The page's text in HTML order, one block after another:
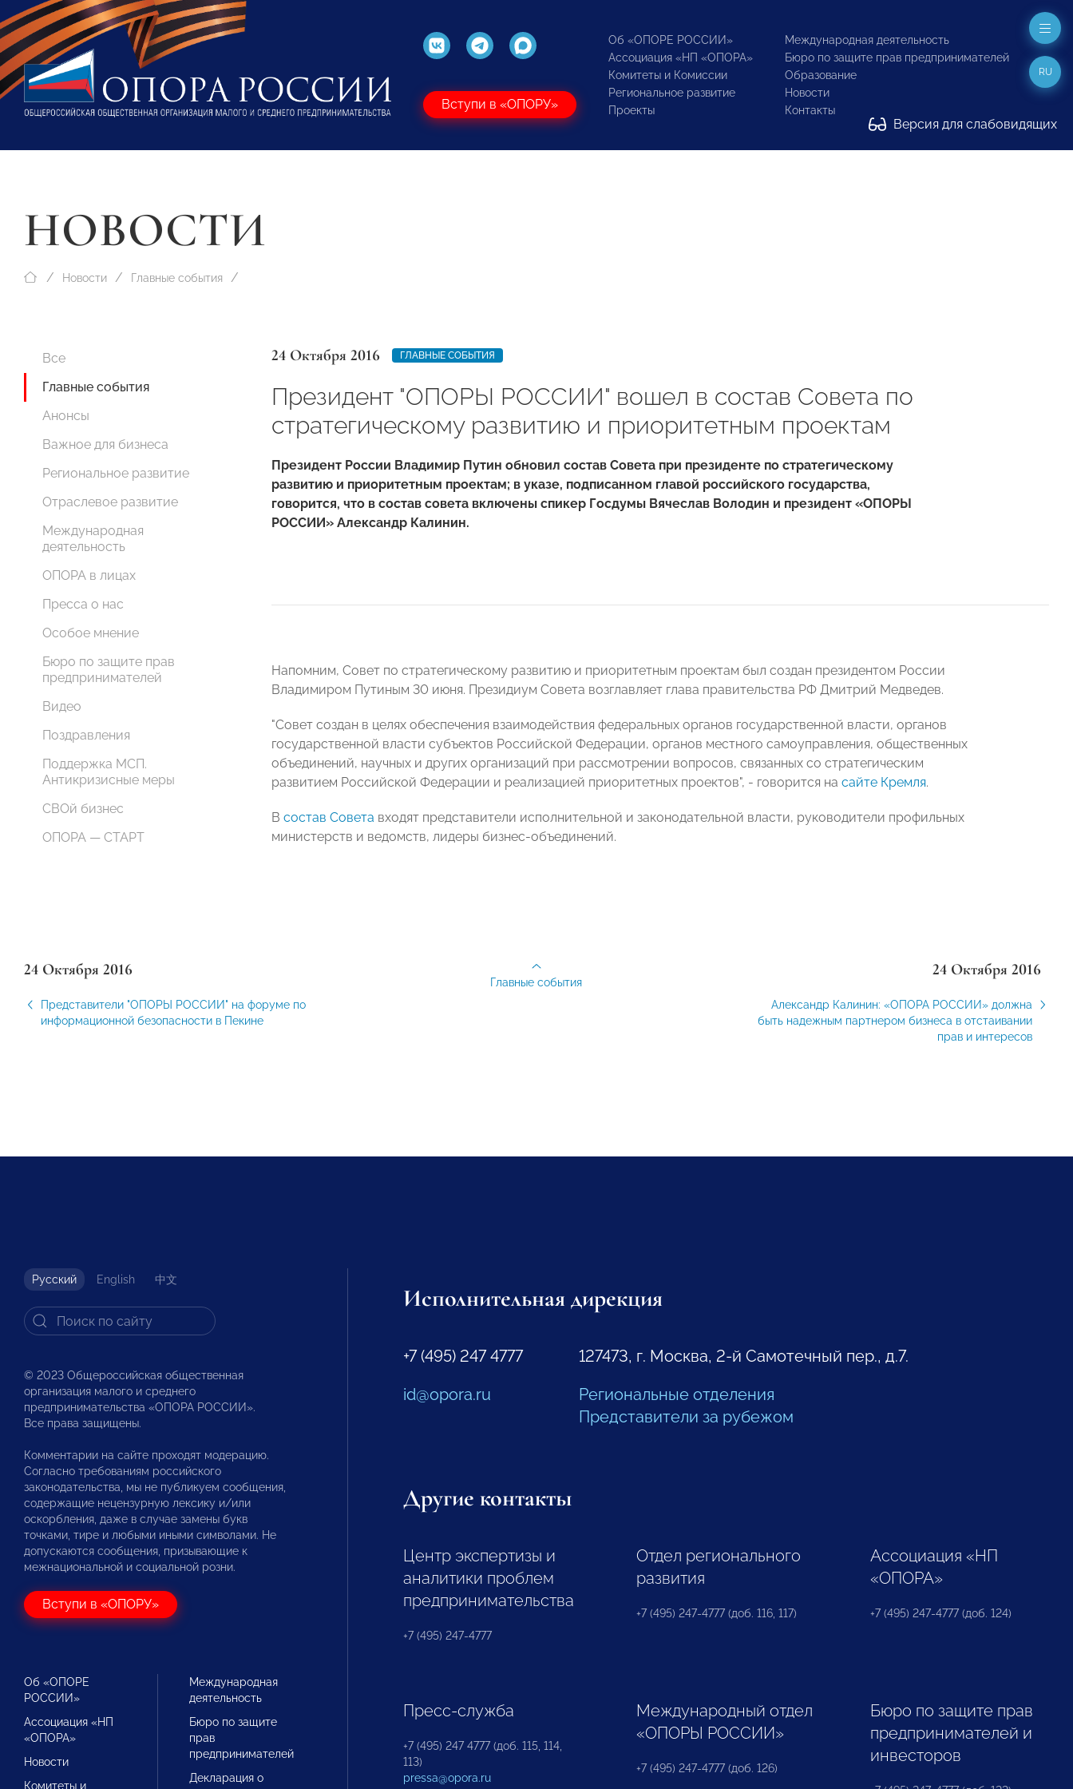
Вступи в «ОПОРУ»
Об «ОПОРЕ РОССИИ»
Ассоциация «НП «ОПОРА»
Комитеты и Комиссии
Региональное развитие
Проекты
Международная деятельность
Бюро по защите прав предпринимателей
Образование
Новости
Контакты
Версия для слабовидящих
RU
НОВОСТИ
Новости Главные события
Все
Главные события
Анонсы
Важное для бизнеса
Региональное развитие
Отраслевое развитие
Международная
деятельность
ОПОРА в лицах
Пресса о нас
Особое мнение
Бюро по защите прав
предпринимателей
Видео
Поздравления
Поддержка МСП.
Антикризисные меры
СВОй бизнес
ОПОРА — СТАРТ
24 Октября 2016 ГЛАВНЫЕ СОБЫТИЯ
Президент "ОПОРЫ РОССИИ" вошел в состав Совета по
стратегическому развитию и приоритетным проектам
Президент России Владимир Путин обновил состав Совета при президенте по стратегическому
развитию и приоритетным проектам; в указе, подписанном главой российского государства,
говорится, что в состав совета включены спикер Госдумы Вячеслав Володин и президент «ОПОРЫ
РОССИИ» Александр Калинин.
Напомним, Совет по стратегическому развитию и приоритетным проектам был создан президентом России
Владимиром Путиным 30 июня. Президиум Совета возглавляет глава правительства РФ Дмитрий Медведев.
"Совет создан в целях обеспечения взаимодействия федеральных органов государственной власти, органов
государственной власти субъектов Российской Федерации, органов местного самоуправления, общественных
объединений, научных и других организаций при рассмотрении вопросов, связанных со стратегическим
развитием Российской Федерации и реализацией приоритетных проектов", - говорится на сайте Кремля.
В состав Совета входят представители исполнительной и законодательной власти, руководители профильных
министерств и ведомств, лидеры бизнес-объединений.
24 Октября 2016
Представители "ОПОРЫ РОССИИ" на форуме по
информационной безопасности в Пекине
24 Октября 2016
Александр Калинин: «ОПОРА РОССИИ» должна
быть надежным партнером бизнеса в отстаивании
прав и интересов
Главные события
Русский English 中文
© 2023 Общероссийская общественная
организация малого и среднего
предпринимательства «ОПОРА РОССИИ».
Все права защищены.
Комментарии на сайте проходят модерацию.
Согласно требованиям российского
законодательства, мы не публикуем сообщения,
содержащие нецензурную лексику и/или
оскорбления, даже в случае замены букв
точками, тире и любыми иными символами. Не
допускаются сообщения, призывающие к
межнациональной и социальной розни.
Вступи в «ОПОРУ»
Об «ОПОРЕ
РОССИИ»
Ассоциация «НП
«ОПОРА»
Новости
Комитеты и
Международная
деятельность
Бюро по защите
прав
предпринимателей
Декларация о
Исполнительная дирекция
+7 (495) 247 4777
id@opora.ru
127473, г. Москва, 2-й Самотечный пер., д.7.
Региональные отделения
Представители за рубежом
Другие контакты
Центр экспертизы и
аналитики проблем
предпринимательства
+7 (495) 247-4777
Отдел регионального
развития
+7 (495) 247-4777 (доб. 116, 117)
Ассоциация «НП
«ОПОРА»
+7 (495) 247-4777 (доб. 124)
Пресс-служба
+7 (495) 247 4777 (доб. 115, 114,
113)
pressa@opora.ru
Международный отдел
«ОПОРЫ РОССИИ»
+7 (495) 247-4777 (доб. 126)
Бюро по защите прав
предпринимателей и
инвесторов